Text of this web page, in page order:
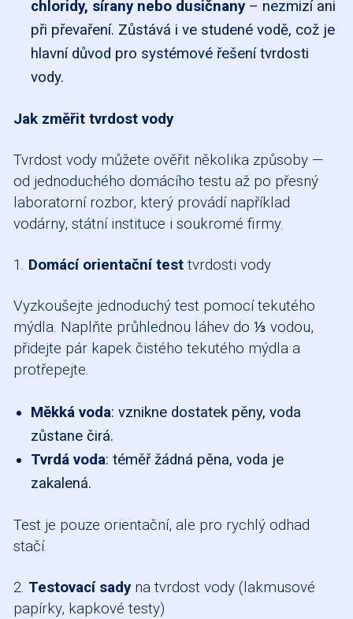
chloridy, sírany nebo dusičnany– nezmizí ani
při převaření. Zůstává i ve studené vodě, což je
hlavní důvod pro systémové řešení tvrdosti
vody.
Jak změřit tvrdost vody
Tvrdost vody můžete ověřit několika způsoby —
od jednoduchého domácího testu až po přesný
laboratorní rozbor, který provádí například
vodárny, státní instituce i soukromé firmy.
1. Domácí orientační test tvrdosti vody
Vyzkoušejte jednoduchý test pomocí tekutého
mýdla. Naplňte průhlednou láhev do ⅓ vodou,
přidejte pár kapek čistého tekutého mýdla a
protřepejte.
Měkká voda: vznikne dostatek pěny, voda
zůstane čirá.
Tvrdá voda: téměř žádná pěna, voda je
zakalená.
Test je pouze orientační, ale pro rychlý odhad
stačí.
2. Testovací sadyna tvrdost vody (lakmusové
papírky, kapkové testy)